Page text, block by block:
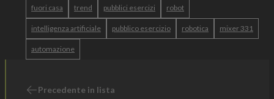
fuori casa trend pubblici esercizi robot
intelligenza artificiale pubblico esercizio robotica mixer 331
automazione
Precedente in lista